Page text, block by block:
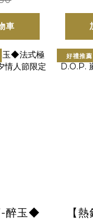
車
-醉玉◆
好禮推薦
【